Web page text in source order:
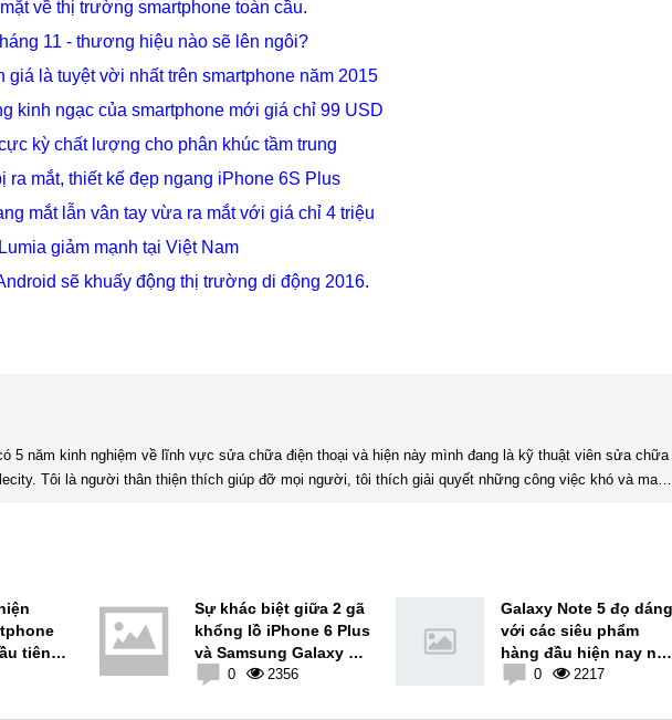
về thị trường smartphone toàn cầu.
11 - thương hiệu nào sẽ lên ngôi?
là tuyệt vời nhất trên smartphone năm 2015
kinh ngạc của smartphone mới giá chỉ 99 USD
kỳ chất lượng cho phân khúc tầm trung
ra mắt, thiết kế đẹp ngang iPhone 6S Plus
mắt lẫn vân tay vừa ra mắt với giá chỉ 4 triệu
giảm mạnh tại Việt Nam
sẽ khuấy động thị trường di động 2016.
5 năm kinh nghiệm về lĩnh vực sửa chữa điện thoại và hiện này mình đang là kỹ thuật viên sửa chữa
Tôi là người thân thiện thích giúp đỡ mọi người, tôi thích giải quyết những công việc khó và mang
tiên
Sự khác biệt giữa 2 gã
khổng lồ iPhone 6 Plus
và Samsung Galaxy S6
Edge Plus
0 2356
Galaxy Note 5 đọ dáng
với các siêu phẩm
hàng đầu hiện nay như
LG G4, iPhone 6 Plus,
0 2217